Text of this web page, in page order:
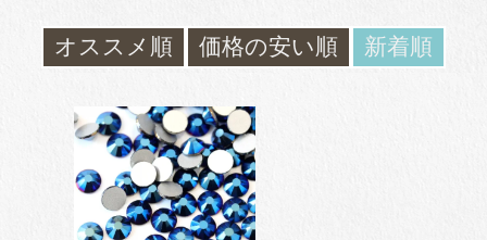
contact
blog
ブログ
ガラスラインストーン
ﾌﾞﾗﾝﾄﾞ製ﾗｲﾝｽﾄｰﾝ同等品
チャトン
ﾌﾞﾗﾝﾄﾞ製ﾗｲﾝｽﾄｰﾝ同等品
オススメ順 価格の安い順 新着順